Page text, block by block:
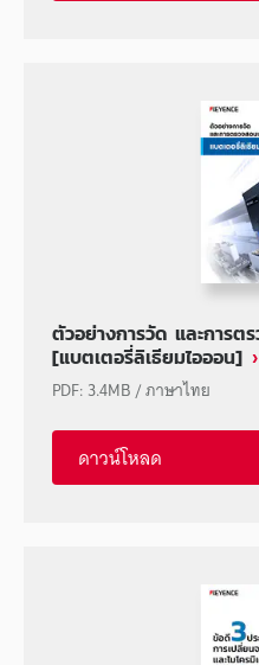
ตัวอย่างการวัด และการต
[แบตเตอรี่ลิเธียมไอออน]
PDF: 3.4MB/ภาษาไทย
ดาวน์โหลด